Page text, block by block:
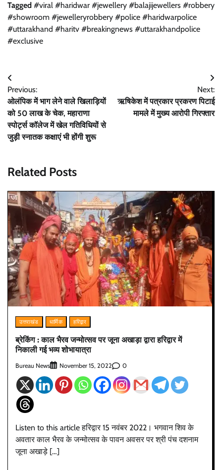
Tagged #viral #haridwar #jewellery #balajijewellers #robbery
#showroom #jewelleryrobbery #police #haridwarpolice
#uttarakhand #haritv #breakingnews #uttarakhandpolice
#exclusive
Post
navigation
Previous:
ओलंपिक में भाग लेने वाले खिलाड़ियों
को 50 लाख के चेक, महाराणा
स्पोर्ट्स कॉलेज में खेल गतिविधियों से
जुड़ी स्नातक कक्षाएं भी होंगी शुरू
Next:
ऋषिकेश में पत्रकार प्रकरण पिटाई
मामले में मुख्य आरोपी गिरफ्तार
Related Posts
उत्तराखंड धार्मिक हरिद्वार
ब्रेकिंग : काल भैरव जन्मोत्सव पर जूना अखाड़ा द्वारा हरिद्वार में
निकाली गई भव्य शोभायात्रा
Bureau News November 15, 2022 0
Listen to this article हरिद्वार 15 नवंबर 2022। भगवान शिव के
अवतार काल भैरव के जन्मोत्सव के पावन अवसर पर श्री पंच दशनाम
जूना अखाड़े […]